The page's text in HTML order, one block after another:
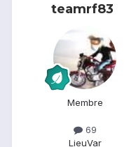
teamrf83
Membre
69
LieuVar